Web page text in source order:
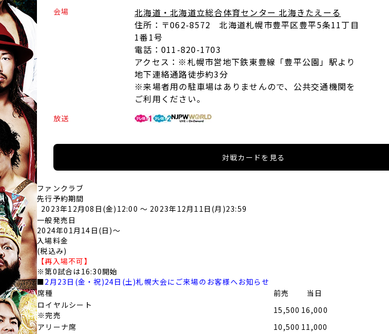
会場
北海道・北海道立総合体育センター 北海きたえーる
住所： 〒062-8572 北海道札幌市豊平区豊平5条11丁目
1番1号
電話： 011-820-1703
アクセス： ※札幌市営地下鉄東豊線「豊平公園」駅より
地下連絡通路徒歩約3分
※来場者用の駐車場はありませんので、公共交通機関を
ご利用ください。
放送
対戦カードを見る
ファンクラブ
先行予約期間
2023年12月08日(金)12:00 ～ 2023年12月11日(月)23:59
一般発売日
2024年01月14日(日)〜
入場料金
(税込み)
【再入場不可】
※第0試合は16:30開始
■2 月23日(金・祝)24日(土)札幌大会にご来場のお客様へお知らせ
席種
前売
当日
ロイヤルシート
※完売
15,500 16,000
アリーナ席
10,500 11,000